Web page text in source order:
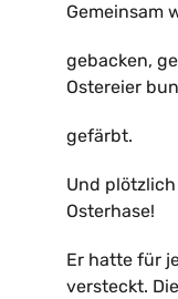
Gemeinsam
gebacken,
Ostereier
gefärbt.
Und
Osterhase!
Er hatte für
versteckt. Die